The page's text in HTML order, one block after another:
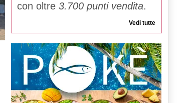
con oltre 3.700 punti vendita.
Vedi tutte